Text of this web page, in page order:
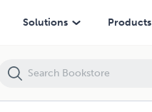
Solutions Products
relazioni di coppia.